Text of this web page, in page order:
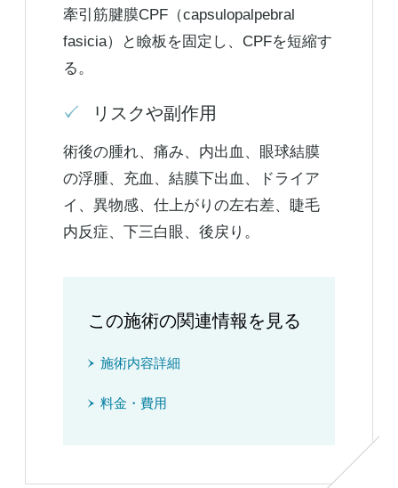
牽引筋腱膜CPF（capsulopalpebral
fasicia）と瞼板を固定し、CPFを短縮す
る。
リスクや副作用
術後の腫れ、痛み、内出血、眼球結膜
の浮腫、充血、結膜下出血、ドライア
イ、異物感、仕上がりの左右差、睫毛
内反症、下三白眼、後戻り。
この施術の関連情報を見る
施術内容詳細
料金・費用